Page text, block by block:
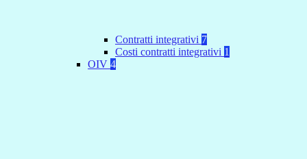
Contratti integrativi 7
Costi contratti integrativi 1
OIV 4